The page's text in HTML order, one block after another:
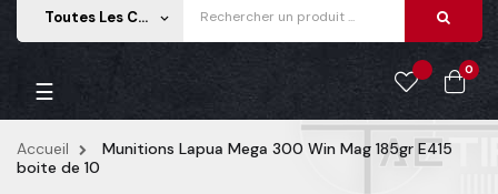
Toutes Les Catégories keyboard_arrow_down
0
Basculer la navigation
☰
Accueil
Munitions Lapua Mega 300 Win Mag 185gr E415
boite de 10